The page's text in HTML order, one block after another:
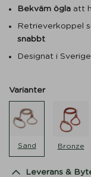
Bekväm ögla att
Retrieverkoppel
snabbt
Designat i
Varianter
Sand Bronze
Leverans &